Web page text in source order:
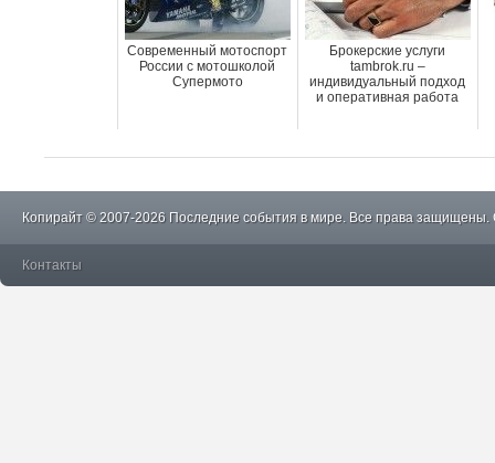
Современный мотоспорт
России с мотошколой
Супермото
Брокерские услуги
tambrok.ru –
индивидуальный подход
и оперативная работа
Копирайт © 2007-2026 Последние события в мире. Все права защищены.
Контакты